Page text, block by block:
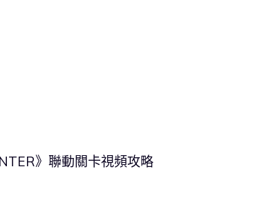
》聯動關卡視頻攻略